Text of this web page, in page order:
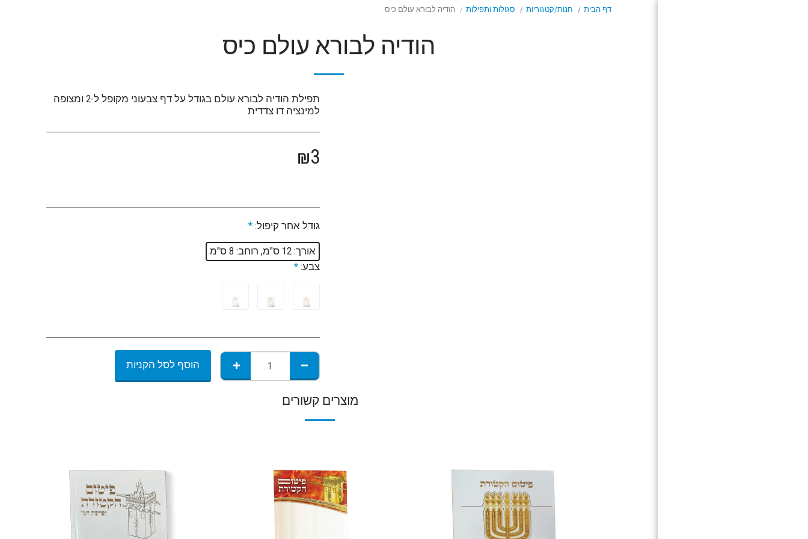
דף הבית חנות/קטגוריות סגולות ותפילות הודיה לבורא עולם כיס
הודיה לבורא עולם כיס
תפילת הודיה לבורא עולם בגודל על דף צבעוני מקופל ל-2 ומצופה
למינציה דו צדדית
₪3
גודל אחר קיפול: *
אורך: 12 ס"מ, רוחב: 8 ס"מ
צבע: *
הוסף לסל הקניות
מוצרים קשורים